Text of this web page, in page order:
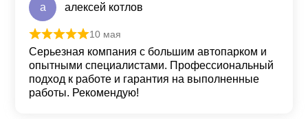
а алексей котлов
Оценка5 из 5
10 мая
Серьезная компания с большим автопарком и
опытными специалистами. Профессиональный
подход к работе и гарантия на выполненные
работы. Рекомендую!